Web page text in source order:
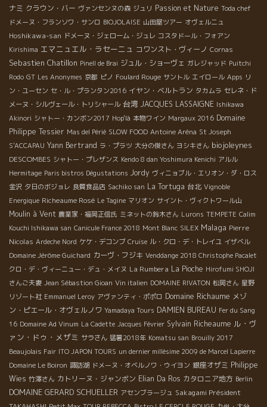
ナミ クラウン・バー ヴァンセンヌの森 ジュリ Passion et Nature Toda chef
ドメーヌ・フランソワ・サンロ BIOJOLAISE 山田屋ツアー オヴェルニュ
Hoshikawa-san ドメーヌ・ジェローム・ジュレ コスタドール・フォアン
Kirishima エマニュエル・ラセーニュ コワンスト・ヴィーノ Cornas
Sebastien Chatillon Pinell de Brai ジュル・ショーヴェ ガレジャッド Puitchi
Rodo GT Les Anonymes 京都 ピノ Foulard Rouge サントル エイロール Apps リ
ン・ユーセン セ・ル・プランタン2016 イヤン・ベルトラン タカムラ セレネ・ド
メーヌ・シルヴェール・トリシャール 台湾 JACQUES LASSAIGNE Ishikawa
Akinori シャトー・カンボン2017 Hop'là 本物ワイン Margaux 2016 Domaine
Philippe Tessier Mas del Périé SLOW FOOD Antoine Aréna St Joseph
S'ACCAPAU Yann Bertrand ラ・プラツ 大分の俊さん ヨシキさん biojoleynes
DESCOMBES シャトー・プレザンス Kendo 8 dan Yoshimura Kenichi アルル
Hermitage Paris bistros Dégustations Jordy ヴィニョブル・エリオン・ダ・ロス
金沢 夕日のボジョレ 良質食品店 Sachiko san La Tortuga 台北 Vignoble
Energique Richeaume Rosé Le Tagine マリオン サイント・ヴィクトワール山
Moulin à Vent 農業家・福岡正信氏 ミネットの鈴木さん Lurons TEMPETE Calim
Kouchi Ishikawa san Canicule France 2018 Mont Blanc SILEX Malaga Pierre
Nicolas Ardeche Nord ケケ・デコンブ Cruise ル・クロ・デ・トレイユ イザベル
Domaine Jérôme Guichard カーヴ・フジキ Venddange 2018 Christophe Pacalet
クロ・デ・ヴィーニュー・デュ・メイヌ La Rumbera La Pioche Hirofumi SHOJI
さんご夫妻 Jean Sébastion Gioan Vin italien DOMAINE RIVATON 松岡さん 星野
リゾート社 Emmanuel Leroy アヴァンティ・ポポロ Domaine Richaume メゾ
ン・ピエール・オヴェルノワ Yamadaya Tours DAMIEN BUREAU Fer du Sang
16 Domaine Ad Vinum La Cadette Jacques Février Sylvain Richeaume ル・ヴ
ァン・ドゥ・メザミ サラさん 猛暑2018年 Komatsu san Brouilly 2017
Beaujolais Fair ITO JAPON TOURS un dernier millésime 2009 de Marcel Lapierre
Domaine Le Boiron 諏訪湖 ドメーヌ・オベルノワ・ウイヨン 銀座オザミ Philippe
Wies 竹澤さん カトリーヌ・ジャンボン Elian Da Ros カタロニア地方 Berlin
DOMAINE GERARD SCHUELLER アセンブラージュ Sakagami Président